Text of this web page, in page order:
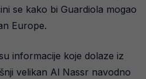
se kako bi Guardiola mogao
Europe.
informacije koje dolaze iz
velikan Al Nassr navodno